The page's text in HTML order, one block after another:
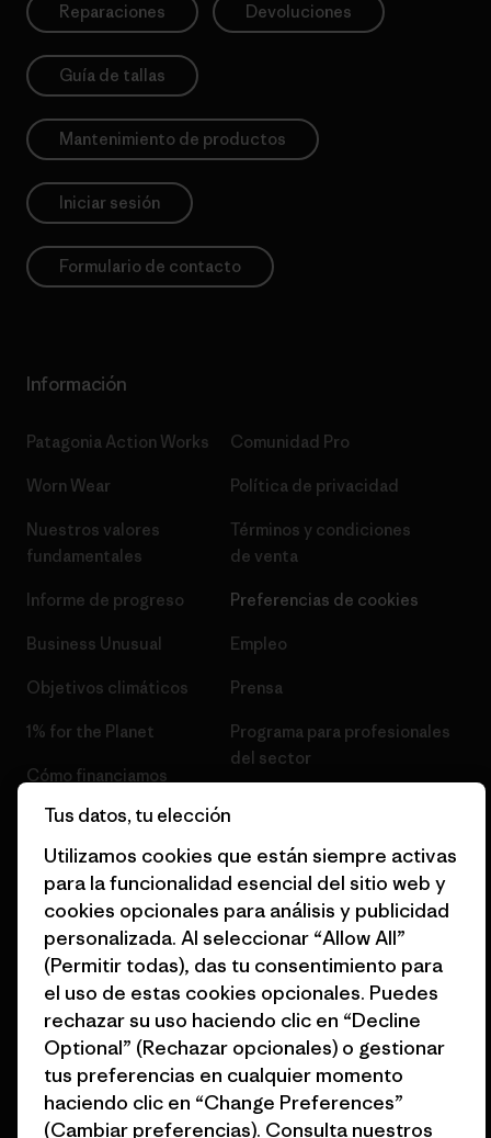
Reparaciones Devoluciones
Guía de tallas
Mantenimiento de productos
Iniciar sesión
Formulario de contacto
Información
Patagonia Action Works
Worn Wear
Nuestros valores
fundamentales
Informe de progreso
Business Unusual
Objetivos climáticos
1% for the Planet
Cómo financiamos
Tarjetas regalo
Encuentra una tienda
Comunidad Pro
Política de privacidad
Términos y condiciones
de venta
Preferencias de cookies
Empleo
Prensa
Programa para profesionales
del sector
Mapa del sitio Patagonia
España
© 2026 Patagonia, Inc. Todos los derechos reservados.
español
Tus datos, tu elección
Utilizamos cookies que están siempre activas
para la funcionalidad esencial del sitio web y
cookies opcionales para análisis y publicidad
personalizada. Al seleccionar “Allow All”
(Permitir todas), das tu consentimiento para
el uso de estas cookies opcionales. Puedes
rechazar su uso haciendo clic en “Decline
Optional” (Rechazar opcionales) o gestionar
tus preferencias en cualquier momento
haciendo clic en “Change Preferences”
(Cambiar preferencias). Consulta nuestros